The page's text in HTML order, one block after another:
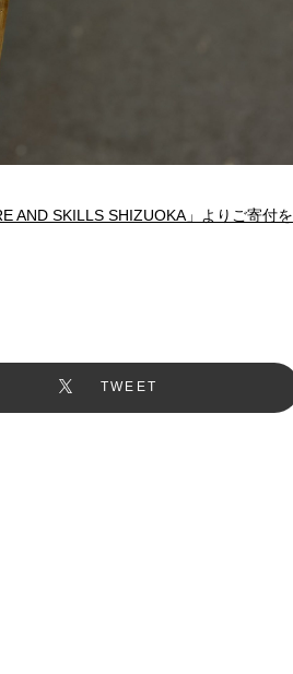
AND SKILLS SHIZUOKA」よりご寄付を
TWEET